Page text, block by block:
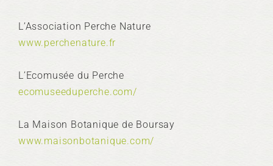
L’Association Perche Nature
www.perchenature.fr
L’Ecomusée du Perche
ecomuseeduperche.com/
La Maison Botanique de Boursay
www.maisonbotanique.com/